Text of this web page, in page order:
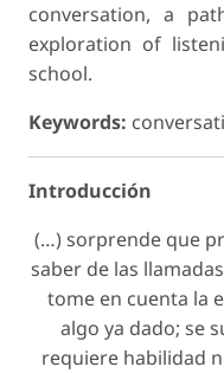
conversation, a
exploration of
school.
Keywords:
Introducción
(…) sorprende que
saber de las
tome en cuenta la
algo ya dado; se
requiere habilidad